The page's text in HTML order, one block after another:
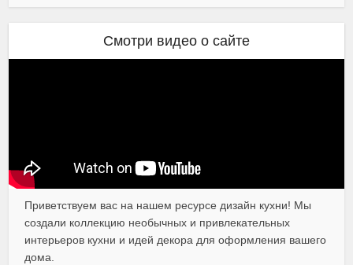
Смотри видео о сайте
Приветствуем вас на нашем ресурсе дизайн кухни! Мы
создали коллекцию необычных и привлекательных
интерьеров кухни и идей декора для оформления вашего
дома.